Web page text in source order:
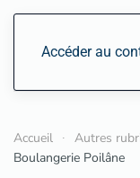
Accéder au
Accueil Autres
Boulangerie Poilâne